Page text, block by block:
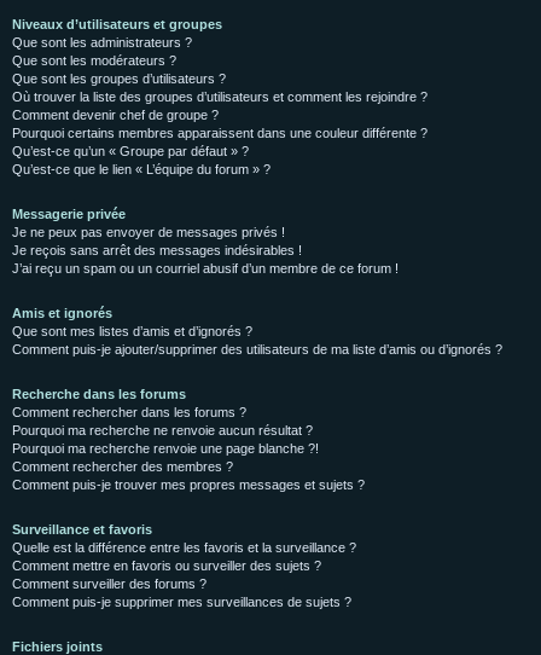
Niveaux d’utilisateurs et groupes
Que sont les administrateurs ?
Que sont les modérateurs ?
Que sont les groupes d’utilisateurs ?
Où trouver la liste des groupes d’utilisateurs et comment les rejoindre ?
Comment devenir chef de groupe ?
Pourquoi certains membres apparaissent dans une couleur différente ?
Qu’est-ce qu’un « Groupe par défaut » ?
Qu’est-ce que le lien « L’équipe du forum » ?
Messagerie privée
Je ne peux pas envoyer de messages privés !
Je reçois sans arrêt des messages indésirables !
J’ai reçu un spam ou un courriel abusif d’un membre de ce forum !
Amis et ignorés
Que sont mes listes d’amis et d’ignorés ?
Comment puis-je ajouter/supprimer des utilisateurs de ma liste d’amis ou d’ignorés ?
Recherche dans les forums
Comment rechercher dans les forums ?
Pourquoi ma recherche ne renvoie aucun résultat ?
Pourquoi ma recherche renvoie une page blanche ?!
Comment rechercher des membres ?
Comment puis-je trouver mes propres messages et sujets ?
Surveillance et favoris
Quelle est la différence entre les favoris et la surveillance ?
Comment mettre en favoris ou surveiller des sujets ?
Comment surveiller des forums ?
Comment puis-je supprimer mes surveillances de sujets ?
Fichiers joints